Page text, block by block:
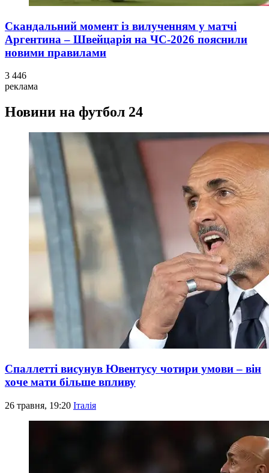
Скандальний момент із вилученням у матчі
Аргентина – Швейцарія на ЧС-2026 пояснили
новими правилами
3 446
реклама
Новини на футбол 24
Спаллетті висунув Ювентусу чотири умови – він
хоче мати більше впливу
26 травня, 19:20 Італія